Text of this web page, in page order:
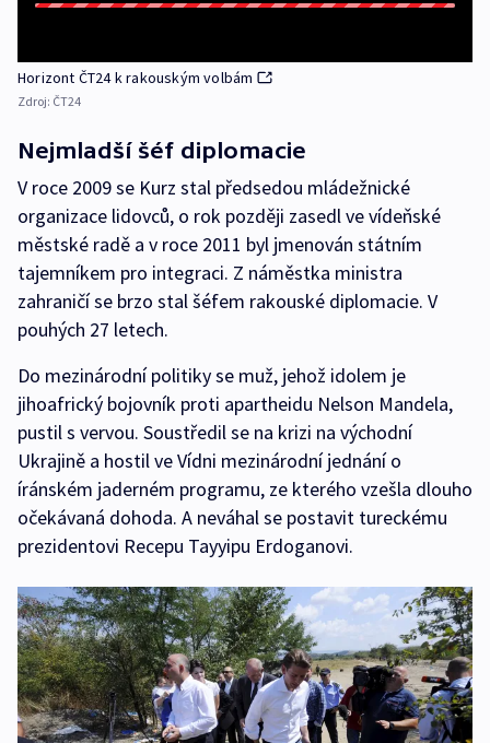
Horizont ČT24 k rakouským volbám
Zdroj: ČT24
Nejmladší šéf diplomacie
V roce 2009 se Kurz stal předsedou mládežnické
organizace lidovců, o rok později zasedl ve vídeňské
městské radě a v roce 2011 byl jmenován státním
tajemníkem pro integraci. Z náměstka ministra
zahraničí se brzo stal šéfem rakouské diplomacie. V
pouhých 27 letech.
Do mezinárodní politiky se muž, jehož idolem je
jihoafrický bojovník proti apartheidu Nelson Mandela,
pustil s vervou. Soustředil se na krizi na východní
Ukrajině a hostil ve Vídni mezinárodní jednání o
íránském jaderném programu, ze kterého vzešla dlouho
očekávaná dohoda. A neváhal se postavit tureckému
prezidentovi Recepu Tayyipu Erdoganovi.